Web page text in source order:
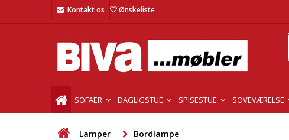
Kontakt os Ønskeliste
SOFAER DAGLIGSTUE SPISESTUE SOVEVÆRELSE
Lamper Bordlampe